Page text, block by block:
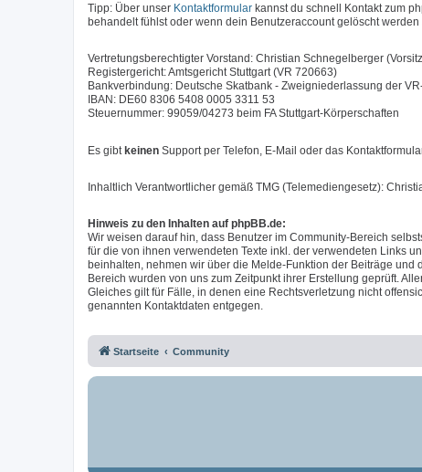
Tipp: Über unser Kontaktformular kannst du schnell Kontakt zum
behandelt fühlst oder wenn dein Benutzeraccount gelöscht werden
Vertretungsberechtigter Vorstand: Christian Schnegelberger
Registergericht: Amtsgericht Stuttgart (VR 720663)
Bankverbindung: Deutsche Skatbank - Zweigniederlassung der
IBAN: DE60 8306 5408 0005 3311 53
Steuernummer: 99059/04273 beim FA Stuttgart-Körperschaften
Es gibt keinen Support per Telefon, E-Mail oder das
Inhaltlich Verantwortlicher gemäß TMG (Telemediengesetz):
Hinweis zu den Inhalten auf phpBB.de:
Wir weisen darauf hin, dass Benutzer im Community-Bereich
für die von ihnen verwendeten Texte inkl. der verwendeten Links
beinhalten, nehmen wir über die Melde-Funktion der Beiträge
Bereich wurden von uns zum Zeitpunkt ihrer Erstellung geprüft.
Gleiches gilt für Fälle, in denen eine Rechtsverletzung nicht
genannten Kontaktdaten entgegen.
Startseite Community